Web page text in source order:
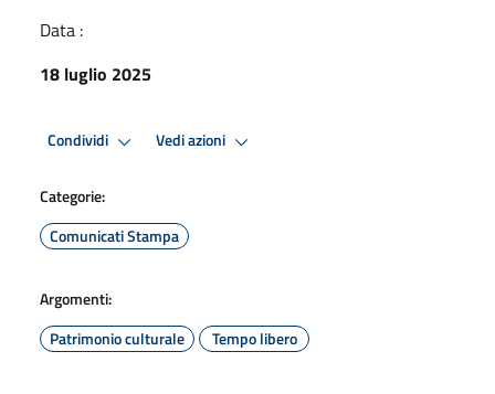
Data :
18 luglio 2025
Condividi Vedi azioni
Categorie:
Comunicati Stampa
Argomenti:
Patrimonio culturale
Tempo libero